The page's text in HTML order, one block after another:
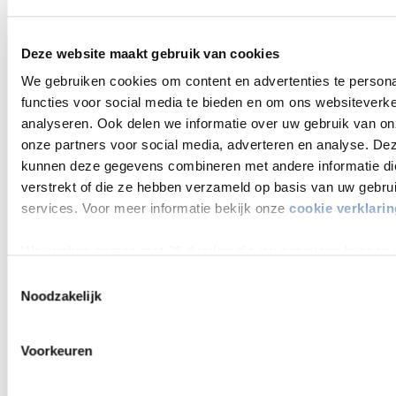
Deze website maakt gebruik van cookies
We gebruiken cookies om content en advertenties te
functies voor social media te bieden en om ons
analyseren. Ook delen we informatie over uw gebruik van
onze partners voor social media, adverteren en analyse.
kunnen deze gegevens combineren met andere informatie
verstrekt of die ze hebben verzameld op basis van uw
services. Voor meer informatie bekijk onze cookie
Noodzakelijk
Voorkeuren
En zo krijgt ‘denken’
steeds meer voet aan
de grond binnen het
mbo
Hiermee krijgt ‘denken’ meer voet aan de grond in ons ROC en
mij om in het bestuur te zitten. Vorige week was de landelijke
helaas… Wel sprak hij een videoboodschap in met daarin de